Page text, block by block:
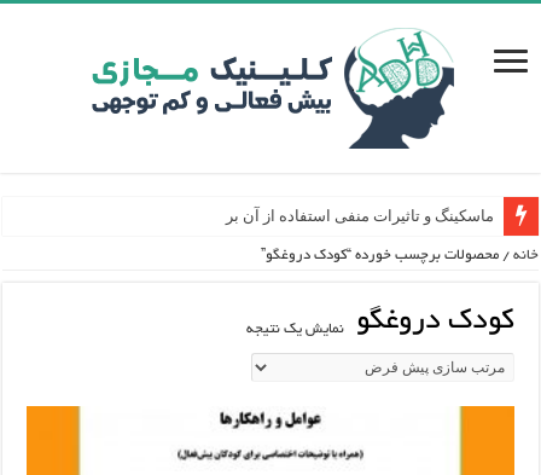
ماسکینگ و تاثیرات منفی استفاده از آن برای افرا
خانه / محصولات برچسب خورده “کودک دروغگو”
کودک دروغگو نمایش یک نتیجه